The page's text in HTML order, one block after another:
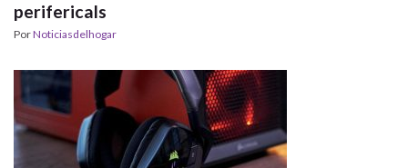
perifericals
PorNoticiasdelhogar